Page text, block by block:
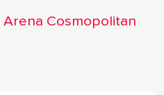
Arena Cosmopolitan